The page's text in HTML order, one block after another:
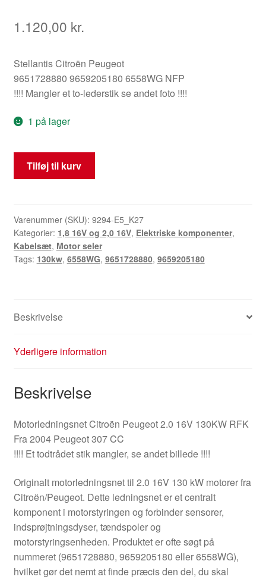
1.120,00 kr.
Stellantis Citroën Peugeot
9651728880 9659205180 6558WG NFP
!!!! Mangler et to-lederstik se andet foto !!!!
1 på lager
Motorledningsnet
Citroën
16V
RFK
130KW
9651728880
Tilføj til kurv
Varenummer (SKU): 9294-E5_K27
Kategorier: 1,8 16V og 2,0 16V, Elektriske komponenter,
Kabelsæt, Motor seler
Tags: 130kw, 6558WG, 9651728880, 9659205180
Beskrivelse
Yderligere information
Beskrivelse
Motorledningsnet Citroën Peugeot 2.0 16V 130KW RFK
Fra 2004 Peugeot 307 CC
!!!! Et todtrådet stik mangler, se andet billede !!!!
Originalt motorledningsnet til 2.0 16V 130 kW motorer fra
Citroën/Peugeot. Dette ledningsnet er et centralt
komponent i motorstyringen og forbinder sensorer,
indsprøjtningsdyser, tændspoler og
motorstyringsenheden. Produktet er ofte søgt på
nummeret (9651728880, 9659205180 eller 6558WG),
hvilket gør det nemt at finde præcis den del, du skal